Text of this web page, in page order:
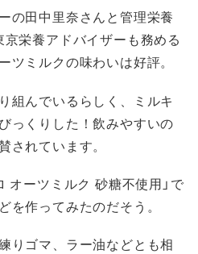
の田中里奈さんと管理栄養
栄養アドバイザーも務める
ツミルクの味わいは好評。
組んでいるらしく、ミルキ
っくりした！飲みやすいの
されています。
オーツミルク 砂糖不使用」で
を作ってみたのだそう。
りゴマ、ラー油などとも相